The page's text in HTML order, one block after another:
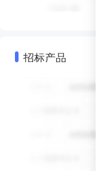
招标产品